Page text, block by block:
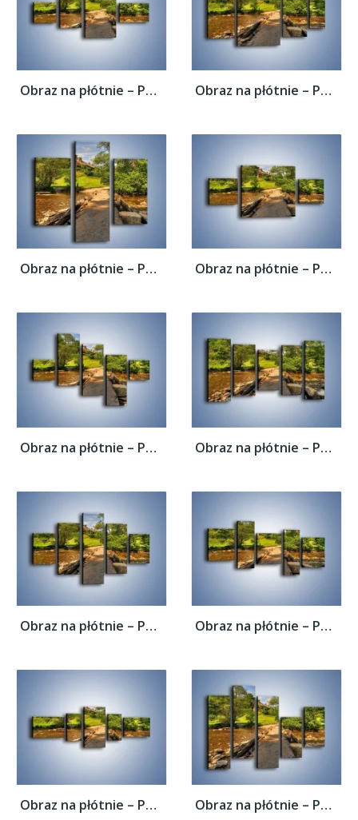
Obraz na płótnie – Powrót do rodzinnego... Obraz na płótnie – Powrót do rodzinnego...
Obraz na płótnie – Powrót do rodzinnego... Obraz na płótnie – Powrót do rodzinnego...
Obraz na płótnie – Powrót do rodzinnego... Obraz na płótnie – Powrót do rodzinnego...
Obraz na płótnie – Powrót do rodzinnego... Obraz na płótnie – Powrót do rodzinnego...
Obraz na płótnie – Powrót do rodzinnego... Obraz na płótnie – Powrót do rodzinnego...